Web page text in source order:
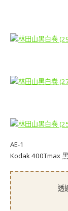
AE-1
Kodak 400Tmax
透